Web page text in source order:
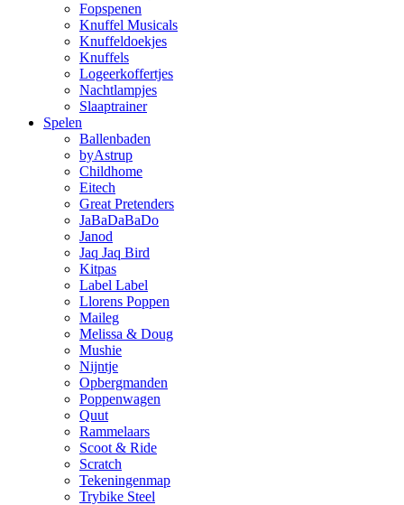
Fopspenen
Knuffel Musicals
Knuffeldoekjes
Knuffels
Logeerkoffertjes
Nachtlampjes
Slaaptrainer
Spelen
Ballenbaden
byAstrup
Childhome
Eitech
Great Pretenders
JaBaDaBaDo
Janod
Jaq Jaq Bird
Kitpas
Label Label
Llorens Poppen
Maileg
Melissa & Doug
Mushie
Nijntje
Opbergmanden
Poppenwagen
Quut
Rammelaars
Scoot & Ride
Scratch
Tekeningenmap
Trybike Steel